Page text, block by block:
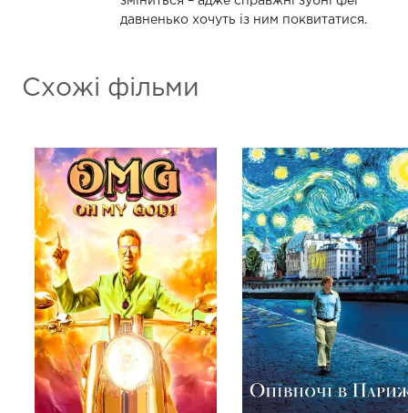
давненько хочуть із ним поквитатися.
Схожі фільми